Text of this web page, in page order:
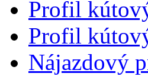
Profil
Profil
Nájazdový